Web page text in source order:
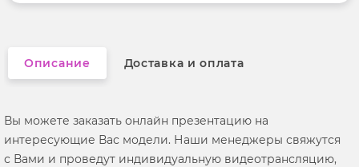
Рисунок
без рисунка
Описание Доставка и оплата
Вы можете заказать онлайн презентацию на
интересующие Вас модели. Наши менеджеры свяжутся
с Вами и проведут индивидуальную видеотрансляцию,